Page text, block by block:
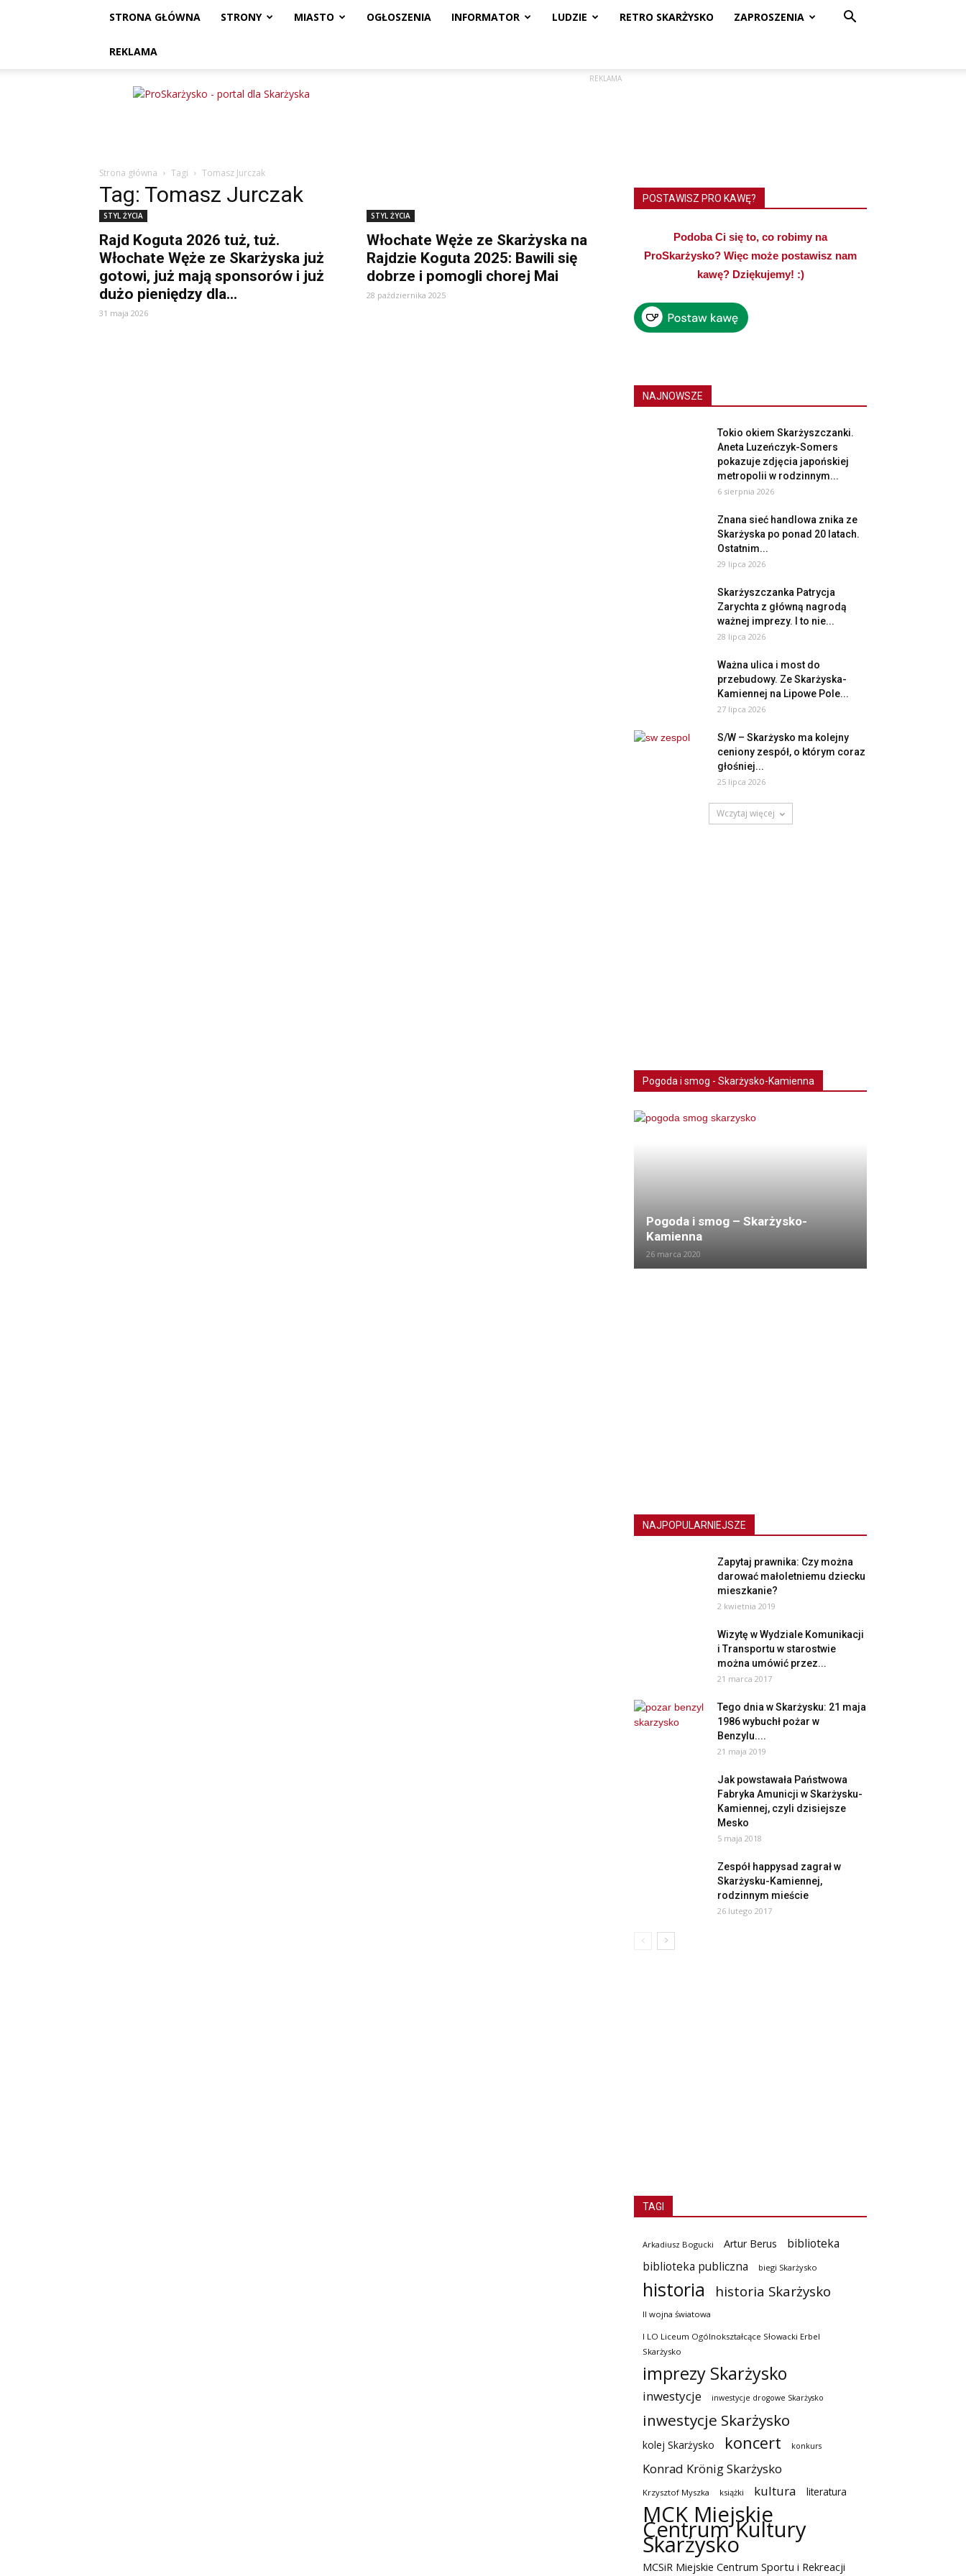
STRONA GŁÓWNA STRONY MIASTO OGŁOSZENIA INFORMATOR LUDZIE RETRO SKARŻYSKO ZAPROSZENIA
REKLAMA
ProSkarżysko
REKLAMA
Strona główna Tagi Tomasz Jurczak
Tag: Tomasz Jurczak
STYL ŻYCIA
Rajd Koguta 2026 tuż, tuż.
Włochate Węże ze Skarżyska już
gotowi, już mają sponsorów i już
dużo pieniędzy dla...
31 maja 2026
STYL ŻYCIA
Włochate Węże ze Skarżyska na
Rajdzie Koguta 2025: Bawili się
dobrze i pomogli chorej Mai
28 października 2025
POSTAWISZ PRO KAWĘ?
Podoba Ci się to, co robimy na
ProSkarżysko? Więc może postawisz nam
kawę? Dziękujemy! :)
NAJNOWSZE
Tokio okiem Skarżyszczanki.
Aneta Luzeńczyk-Somers
pokazuje zdjęcia japońskiej
metropolii w rodzinnym...
6 sierpnia 2026
Znana sieć handlowa znika ze
Skarżyska po ponad 20 latach.
Ostatnim...
29 lipca 2026
Skarżyszczanka Patrycja
Zarychta z główną nagrodą
ważnej imprezy. I to nie...
28 lipca 2026
Ważna ulica i most do
przebudowy. Ze Skarżyska-
Kamiennej na Lipowe Pole...
27 lipca 2026
S/W – Skarżysko ma kolejny
ceniony zespół, o którym coraz
głośniej...
25 lipca 2026
Wczytaj więcej
Pogoda i smog - Skarżysko-Kamienna
Pogoda i smog – Skarżysko-
Kamienna
26 marca 2020
NAJPOPULARNIEJSZE
Zapytaj prawnika: Czy można
darować małoletniemu dziecku
mieszkanie?
2 kwietnia 2019
Wizytę w Wydziale Komunikacji
i Transportu w starostwie
można umówić przez...
21 marca 2017
Tego dnia w Skarżysku: 21 maja
1986 wybuchł pożar w
Benzylu....
21 maja 2019
Jak powstawała Państwowa
Fabryka Amunicji w Skarżysku-
Kamiennej, czyli dzisiejsze
Mesko
5 maja 2018
Zespół happysad zagrał w
Skarżysku-Kamiennej,
rodzinnym mieście
26 lutego 2017
TAGI
Arkadiusz Bogucki Artur Berus
biblioteka
biblioteka publiczna
biegi Skarżysko
historia historia Skarżysko
II wojna światowa
I LO Liceum Ogólnokształcące Słowacki Erbel
Skarżysko
imprezy Skarżysko
inwestycje inwestycje drogowe Skarżysko
inwestycje Skarżysko
kolej Skarżysko koncert konkurs
Konrad Krönig Skarżysko
Krzysztof Myszka książki kultura literatura
MCK Miejskie
Centrum Kultury
Skarżysko
MCSiR Miejskie Centrum Sportu i Rekreacji